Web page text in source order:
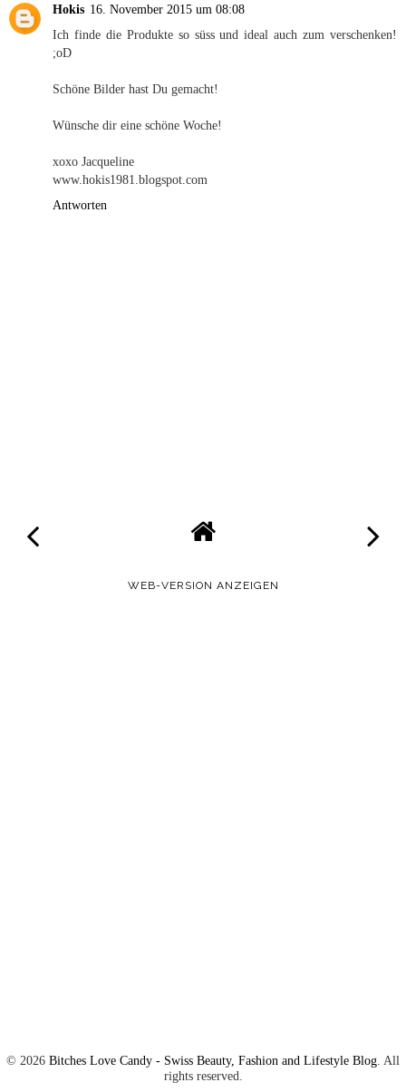
Hokis 16. November 2015 um 08:08
Ich finde die Produkte so süss und ideal auch zum verschenken!
;oD
Schöne Bilder hast Du gemacht!
Wünsche dir eine schöne Woche!
xoxo Jacqueline
www.hokis1981.blogspot.com
Antworten
WEB-VERSION ANZEIGEN
© 2026 Bitches Love Candy - Swiss Beauty, Fashion and Lifestyle Blog. All
rights reserved.